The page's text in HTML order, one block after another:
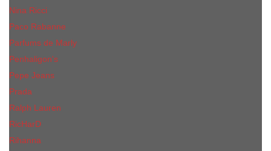
Nina Ricci
Paco Rabanne
Parfums de Marly
Penhaligon's
Pepe Jeans
Prada
Ralph Lauren
RicHarD
Rihanna